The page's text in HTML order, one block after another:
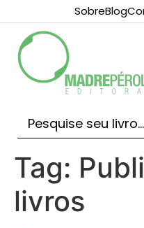
SobreBlog
Tag:
livros